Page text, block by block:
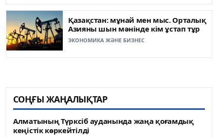
Қазақстан: мұнай мен мыс. Орталық
Азияны шын мәнінде кім ұстап тұр
ЭКОНОМИКА ЖӘНЕ БИЗНЕС
СОҢҒЫ ЖАҢАЛЫҚТАР
Алматының Түрксіб ауданында жаңа қоғамдық
кеңістік көркейтілді